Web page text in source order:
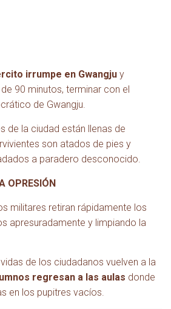
irrumpe en Gwangju y
90 minutos, terminar con el
de Gwangju.
de la ciudad están llenas de
son atados de pies y
a paradero desconocido.
OPRESIÓN
militares retiran rápidamente los
apresuradamente y limpiando la
de los ciudadanos vuelven a la
regresan a las aulas donde
en los pupitres vacíos.